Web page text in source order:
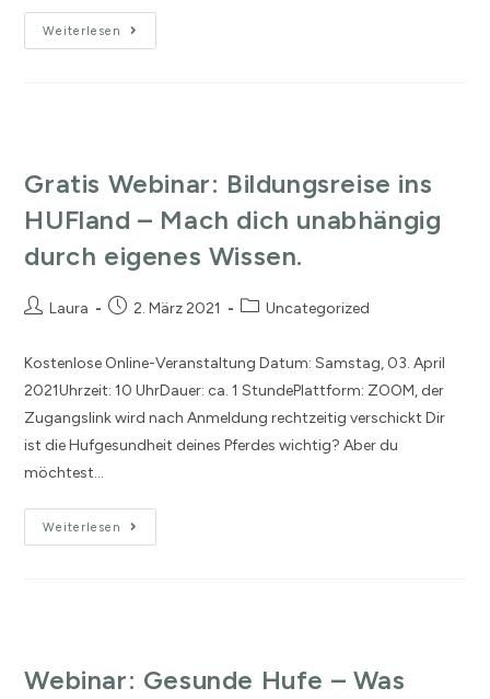
Weiterlesen
Gratis Webinar: Bildungsreise ins
HUFland – Mach dich unabhängig
durch eigenes Wissen.
Laura 2. März 2021 Uncategorized
Kostenlose Online-Veranstaltung Datum: Samstag, 03. April
2021Uhrzeit: 10 UhrDauer: ca. 1 StundePlattform: ZOOM, der
Zugangslink wird nach Anmeldung rechtzeitig verschickt Dir
ist die Hufgesundheit deines Pferdes wichtig? Aber du
möchtest…
Weiterlesen
Webinar: Gesunde Hufe – Was